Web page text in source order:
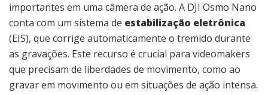
importantes em uma câmera de ação. A DJI Osmo Nano
conta com um sistema de estabilização eletrônica
(EIS), que corrige automaticamente o tremido durante
as gravações. Este recurso é crucial para videomakers
que precisam de liberdades de movimento, como ao
gravar em movimento ou em situações de ação intensa.